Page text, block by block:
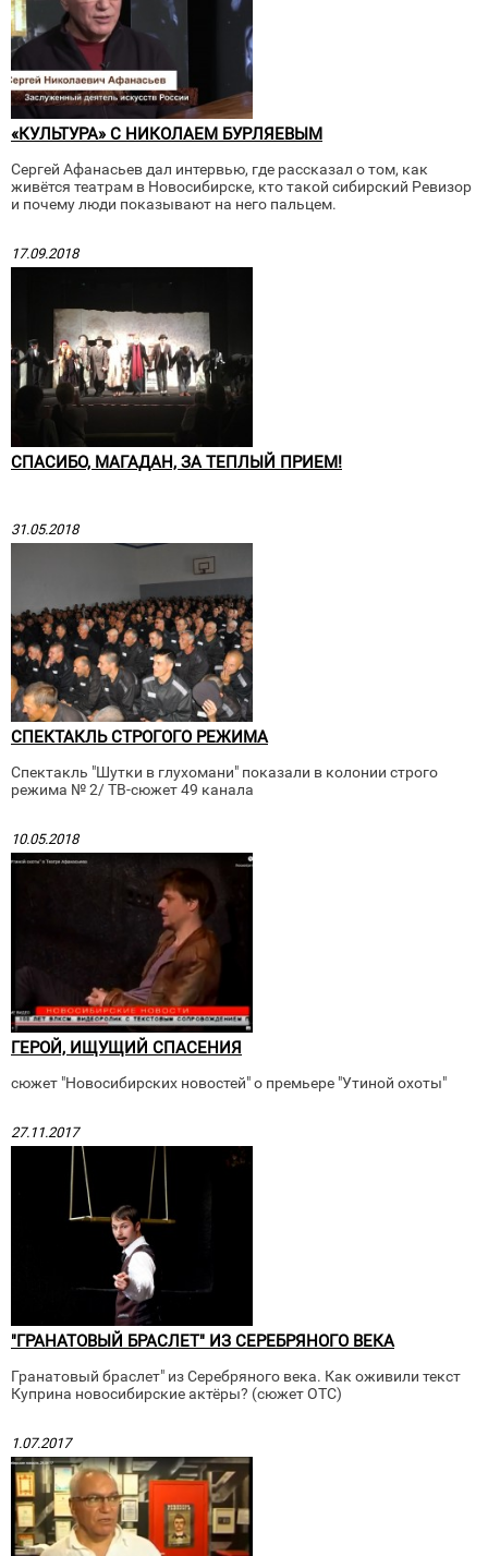
«КУЛЬТУРА» С НИКОЛАЕМ БУРЛЯЕВЫМ
Сергей Афанасьев дал интервью, где рассказал о том, как
живётся театрам в Новосибирске, кто такой сибирский Ревизор
и почему люди показывают на него пальцем.
17.09.2018
СПАСИБО, МАГАДАН, ЗА ТЕПЛЫЙ ПРИЕМ!
31.05.2018
СПЕКТАКЛЬ СТРОГОГО РЕЖИМА
Спектакль "Шутки в глухомани" показали в колонии строго
режима № 2/ ТВ-сюжет 49 канала
10.05.2018
ГЕРОЙ, ИЩУЩИЙ СПАСЕНИЯ
сюжет "Новосибирских новостей" о премьере "Утиной охоты"
27.11.2017
"ГРАНАТОВЫЙ БРАСЛЕТ" ИЗ СЕРЕБРЯНОГО ВЕКА
Гранатовый браслет" из Серебряного века. Как оживили текст
Куприна новосибирские актёры? (сюжет ОТС)
1.07.2017